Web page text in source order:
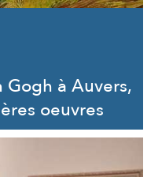
Gogh à Auvers,
oeuvres